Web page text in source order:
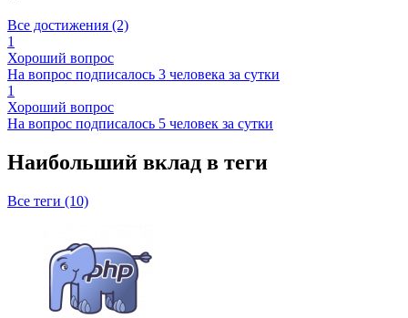
Все достижения (2)
1
Хороший вопрос
На вопрос подписалось 3 человека за сутки
1
Хороший вопрос
На вопрос подписалось 5 человек за сутки
Наибольший вклад в теги
Все теги (10)